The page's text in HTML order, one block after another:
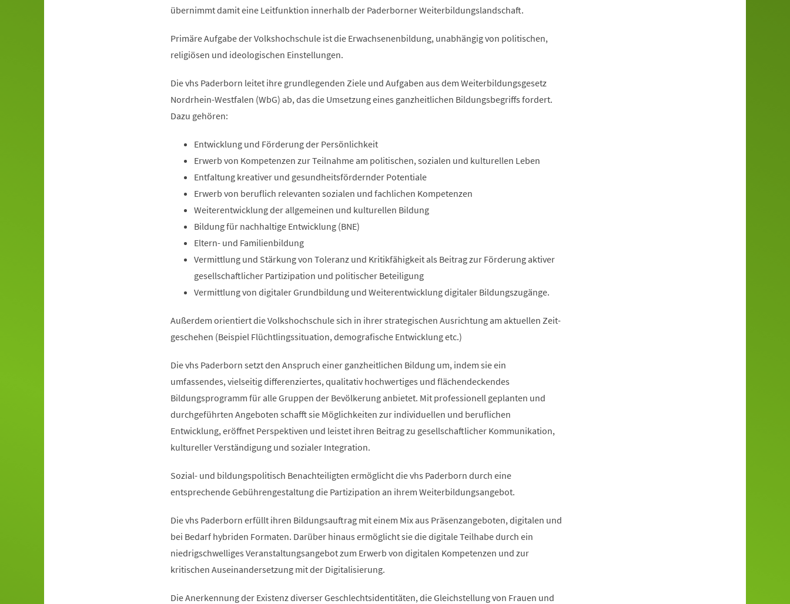
übernimmt damit eine Leitfunktion innerhalb der Paderborner Weiterbildungslandschaft.
Primäre Aufgabe der Volkshochschule ist die Erwachsenenbildung, unabhängig von politischen,
religiösen und ideologischen Einstellungen.
Die vhs Paderborn leitet ihre grundlegenden Ziele und Aufgaben aus dem Weiterbildungsgesetz
Nordrhein-Westfalen (WbG) ab, das die Umsetzung eines ganzheitlichen Bildungsbegriffs fordert.
Dazu gehören:
Entwicklung und Förderung der Persönlichkeit
Erwerb von Kompetenzen zur Teilnahme am politischen, sozialen und kulturellen Leben
Entfaltung kreativer und gesundheitsfördernder Potentiale
Erwerb von beruflich relevanten sozialen und fachlichen Kompetenzen
Weiterentwicklung der allgemeinen und kulturellen Bildung
Bildung für nachhaltige Entwicklung (BNE)
Eltern- und Familienbildung
Vermittlung und Stärkung von Toleranz und Kritikfähigkeit als Beitrag zur Förderung aktiver
gesellschaftlicher Partizipation und politischer Beteiligung
Vermittlung von digitaler Grundbildung und Weiterentwicklung digitaler Bildungszugänge.
Außerdem orientiert die Volkshochschule sich in ihrer strategischen Ausrichtung am aktuellen Zeit­
geschehen (Beispiel Flüchtlingssituation, demografische Entwicklung etc.)
Die vhs Paderborn setzt den Anspruch einer ganzheitlichen Bildung um, indem sie ein
umfassendes, vielseitig differenziertes, qualitativ hochwertiges und flächendeckendes
Bildungsprogramm für alle Gruppen der Bevölkerung anbietet. Mit professionell geplanten und
durchgeführten Angeboten schafft sie Möglichkeiten zur individuellen und beruflichen
Entwicklung, eröffnet Perspektiven und leistet ihren Beitrag zu gesellschaftlicher Kommunikation,
kultureller Verständigung und sozialer Integration.
Sozial- und bildungspolitisch Benachteiligten ermöglicht die vhs Paderborn durch eine
entsprechende Gebührengestaltung die Partizipation an ihrem Weiterbildungsangebot.
Die vhs Paderborn erfüllt ihren Bildungsauftrag mit einem Mix aus Präsenzangeboten, digitalen und
bei Bedarf hybriden Formaten. Darüber hinaus ermöglicht sie die digitale Teilhabe durch ein
niedrigschwelliges Veranstaltungsangebot zum Erwerb von digitalen Kompetenzen und zur
kritischen Auseinandersetzung mit der Digitalisierung.
Die Anerkennung der Existenz diverser Geschlechtsidentitäten, die Gleichstellung von Frauen und